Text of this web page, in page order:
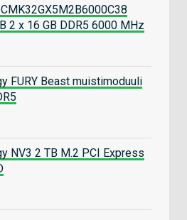
2 x 16 GB DDR5 6000 MHz
FURY Beast muistimoduuli
NV3 2 TB M.2 PCI Express